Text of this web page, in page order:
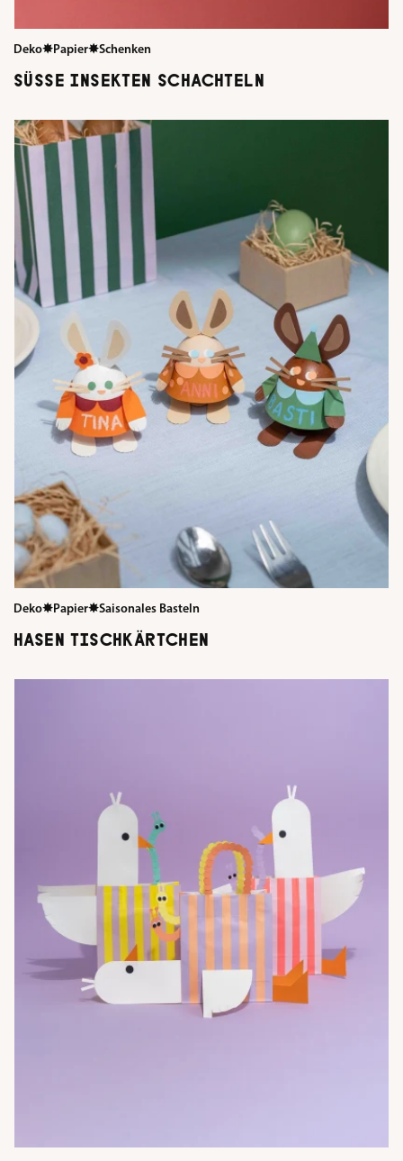
Deko✸Papier✸Schenken
SÜSSE INSEKTEN SCHACHTELN
Deko✸Papier✸Saisonales Basteln
HASEN TISCHKÄRTCHEN